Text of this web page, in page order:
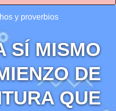
y proverbios
SÍ MISMO
DE
QUE